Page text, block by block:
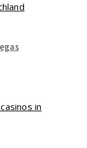
in